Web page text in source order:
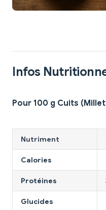
Infos
Pour 100 g Cuits
Nutriment
Calories
Protéines
Glucides